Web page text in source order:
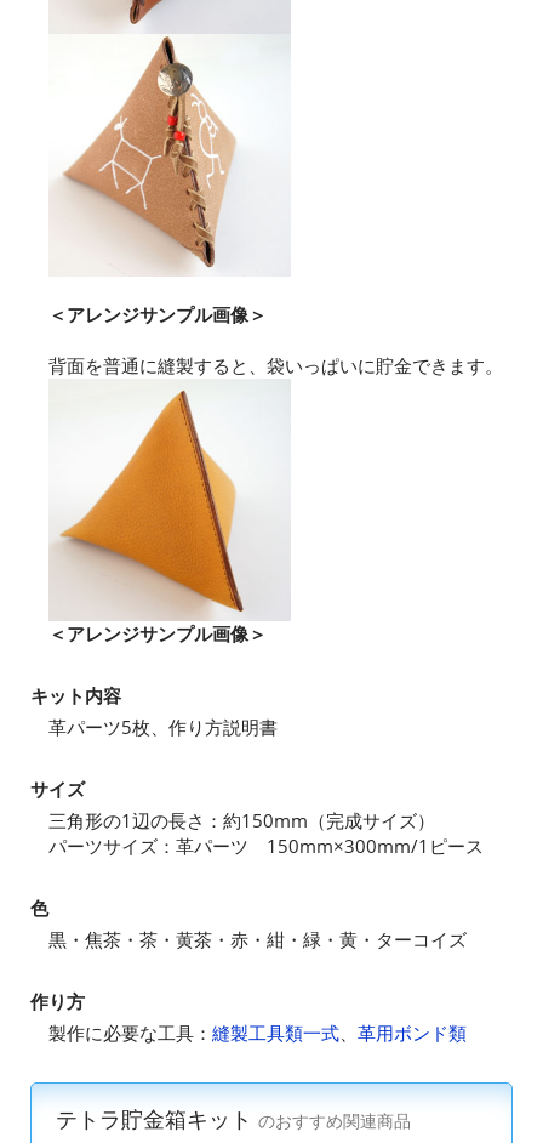
＜アレンジサンプル画像＞
背面を普通に縫製すると、袋いっぱいに貯金できます。
＜アレンジサンプル画像＞
キット内容
革パーツ5枚、作り方説明書
サイズ
三角形の1辺の長さ：約150mm（完成サイズ）
パーツサイズ：革パーツ 150mm×300mm/1ピース
色
黒・焦茶・茶・黄茶・赤・紺・緑・黄・ターコイズ
作り方
製作に必要な工具： 縫製工具類一式、 革用ボンド類
テトラ貯金箱キット のおすすめ関連商品